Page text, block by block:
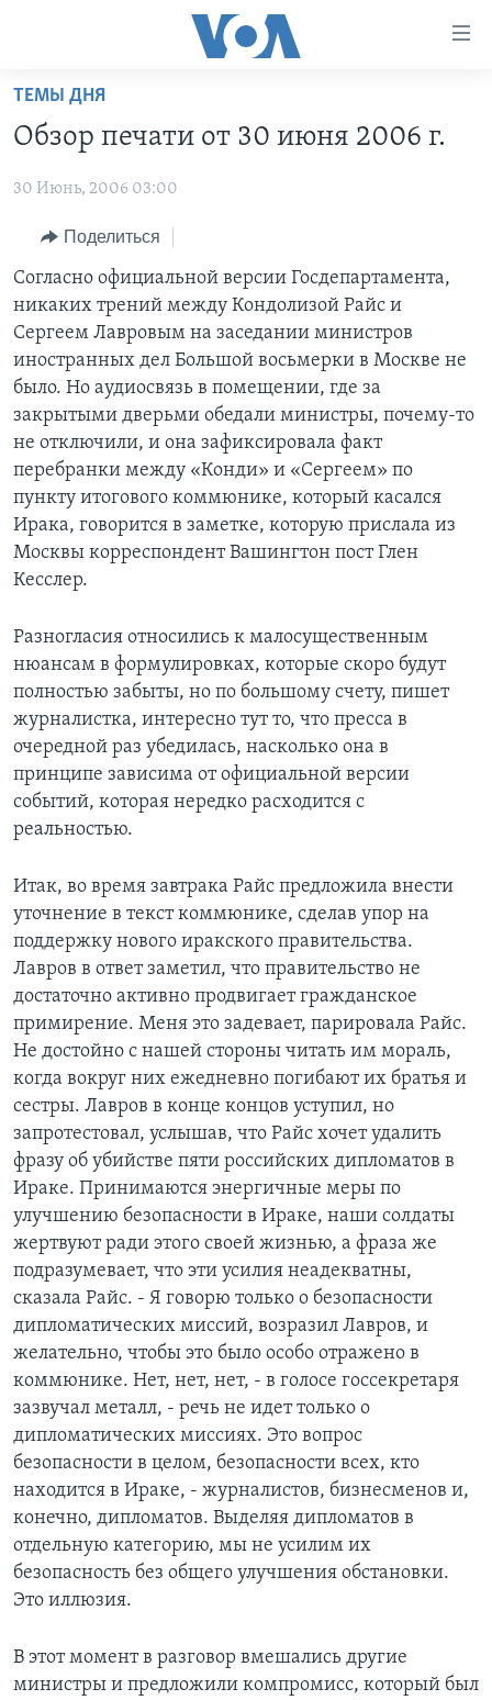
Перейти
основной
Перейти
навигации
Перейти
поиск
ГЛАВНОЕ
ПРОГРАММЫ
АМЕРИКА
НОВОСТИ ЗА МИНУТУ
ИТОГИ
ПОЧЕМУ ЭТО ВАЖНО?
ДИСКУССИЯ VOA
ДЕТАЛИ
АМЕРИКА. БОЛЬШОЕ ПУТЕШЕСТВИЕ
ПРОЕКТЫ
УЧИМ АНГЛИЙСКИЙ
НАША АМЕРИКАНСКАЯ ИСТОРИЯ
А КАК В АМЕРИКЕ?
АРТЕФАКТЫ
АМЕРИКАНСКИЕ ГОРОДКИ
ЭКСПЕРТИЗА
ИНТЕРВЬЮ
ФАКТЫ ПРОТИВ ФЕЙКОВ
ЗА СВОБОДУ ПРЕССЫ
УЧИМ АНГЛИЙСКИЙ
ВИДЕО
ПОДПИСКА НА НОВОСТИ
Learning English
СОЦИАЛЬНЫЕ СЕТИ
Языки
ТЕМЫ ДНЯ
Обзор печати от 30 июня 2006 г.
30 Июнь, 2006 03:00
Поделиться
Согласно официальной версии Госдепартамента,
никаких трений между Кондолизой Райс и
Сергеем Лавровым на заседании министров
иностранных дел Большой восьмерки в Москве не
было. Но аудиосвязь в помещении, где за
закрытыми дверьми обедали министры, почему-то
не отключили, и она зафиксировала факт
перебранки между «Конди» и «Сергеем» по
пункту итогового коммюнике, который касался
Ирака, говорится в заметке, которую прислала из
Москвы корреспондент Вашингтон пост Глен
Кесслер.
Разногласия относились к малосущественным
нюансам в формулировках, которые скоро будут
полностью забыты, но по большому счету, пишет
журналистка, интересно тут то, что пресса в
очередной раз убедилась, насколько она в
принципе зависима от официальной версии
событий, которая нередко расходится с
реальностью.
Итак, во время завтрака Райс предложила внести
уточнение в текст коммюнике, сделав упор на
поддержку нового иракского правительства.
Лавров в ответ заметил, что правительство не
достаточно активно продвигает гражданское
примирение. Меня это задевает, парировала Райс.
Не достойно с нашей стороны читать им мораль,
когда вокруг них ежедневно погибают их братья и
сестры. Лавров в конце концов уступил, но
запротестовал, услышав, что Райс хочет удалить
фразу об убийстве пяти российских дипломатов в
Ираке. Принимаются энергичные меры по
улучшению безопасности в Ираке, наши солдаты
жертвуют ради этого своей жизнью, а фраза же
подразумевает, что эти усилия неадекватны,
сказала Райс. - Я говорю только о безопасности
дипломатических миссий, возразил Лавров, и
желательно, чтобы это было особо отражено в
коммюнике. Нет, нет, нет, - в голосе госсекретаря
зазвучал металл, - речь не идет только о
дипломатических миссиях. Это вопрос
безопасности в целом, безопасности всех, кто
находится в Ираке, - журналистов, бизнесменов и,
конечно, дипломатов. Выделяя дипломатов в
отдельную категорию, мы не усилим их
безопасность без общего улучшения обстановки.
Это иллюзия.
В этот момент в разговор вмешались другие
министры и предложили компромисс, который был